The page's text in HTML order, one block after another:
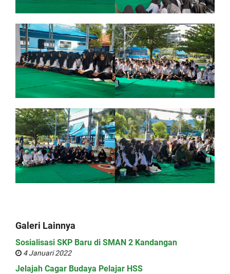
Galeri Lainnya
Sosialisasi SKP Baru di SMAN 2 Kandangan
4 Januari 2022
Jelajah Cagar Budaya Pelajar HSS